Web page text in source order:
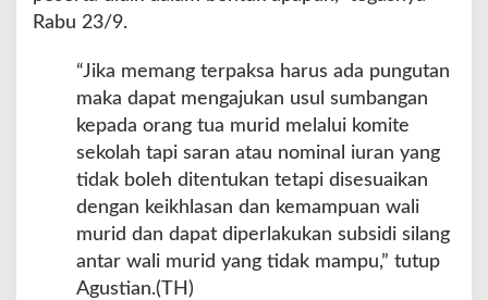
Rabu 23/9.
“Jika memang terpaksa harus ada pungutan
maka dapat mengajukan usul sumbangan
kepada orang tua murid melalui komite
sekolah tapi saran atau nominal iuran yang
tidak boleh ditentukan tetapi disesuaikan
dengan keikhlasan dan kemampuan wali
murid dan dapat diperlakukan subsidi silang
antar wali murid yang tidak mampu,” tutup
Agustian.(TH)